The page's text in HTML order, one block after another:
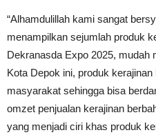
“Alhamdulillah kami sangat
menampilkan sejumlah produk
Dekranasda Expo 2025, mudah
Kota Depok ini, produk
masyarakat sehingga bisa
omzet penjualan kerajinan
yang menjadi ciri khas produk